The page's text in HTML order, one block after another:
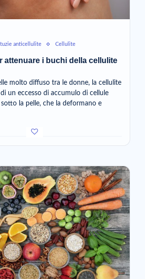
anticellulite Cellulite
attenuare i buchi della cellulite
molto diffuso tra le donne, la cellulite
un eccesso di accumulo di cellule
la pelle, che la deformano e